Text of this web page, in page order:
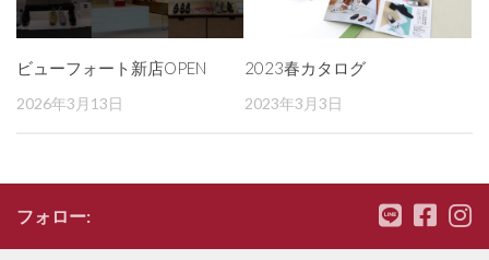
ビューフォート新店OPEN
2026年3月13日
2023春カタログ
2023年3月3日
フォロー: